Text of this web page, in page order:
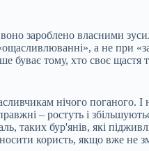
зароблено власними
а не при
тому, хто своє щастя
нічого поганого.
– ростуть і
таких бур'янів, які
користь, якщо вже не